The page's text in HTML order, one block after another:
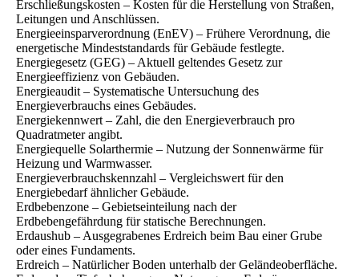
Erschließungskosten – Kosten für die Herstellung von Straßen,
Leitungen und Anschlüssen.
Energieeinsparverordnung (EnEV) – Frühere Verordnung, die
energetische Mindeststandards für Gebäude festlegte.
Energiegesetz (GEG) – Aktuell geltendes Gesetz zur
Energieeffizienz von Gebäuden.
Energieaudit – Systematische Untersuchung des
Energieverbrauchs eines Gebäudes.
Energiekennwert – Zahl, die den Energieverbrauch pro
Quadratmeter angibt.
Energiequelle Solarthermie – Nutzung der Sonnenwärme für
Heizung und Warmwasser.
Energieverbrauchskennzahl – Vergleichswert für den
Energiebedarf ähnlicher Gebäude.
Erdbebenzone – Gebietseinteilung nach der
Erdbebengefährdung für statische Berechnungen.
Erdaushub – Ausgegrabenes Erdreich beim Bau einer Grube
oder eines Fundaments.
Erdreich – Natürlicher Boden unterhalb der Geländeoberfläche.